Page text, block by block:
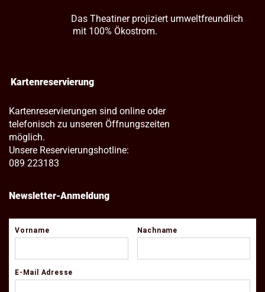
Das Theatiner projiziert umweltfreundlich
mit 100% Ökostrom.
Kartenreservierung
Kartenreservierungen sind online oder
telefonisch zu unseren Öffnungszeiten
möglich.
Unsere Reservierungshotline:
089 223183
Newsletter-Anmeldung